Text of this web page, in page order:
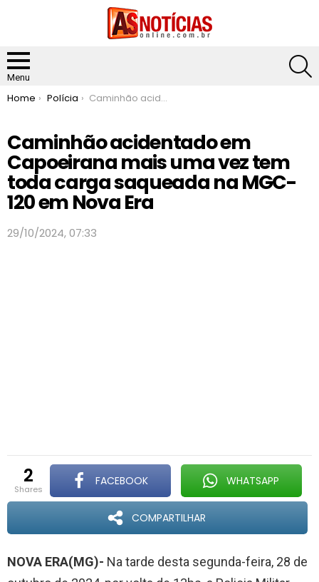
Menu
You are here:
Home Polícia Caminhão acidentado em Capoeirana mais uma vez tem toda carga saqueada na MGC-120 em Nova Era
Caminhão acidentado em
Capoeirana mais uma vez tem
toda carga saqueada na MGC-
120 em Nova Era
29/10/2024, 07:33
2
shares
FACEBOOK WHATSAPP
COMPARTILHAR
NOVA ERA(MG)- Na tarde desta segunda-feira, 28 de